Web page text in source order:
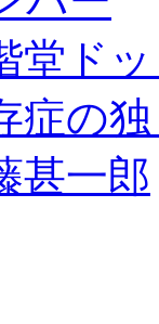
堂ド
症の
甚一郎